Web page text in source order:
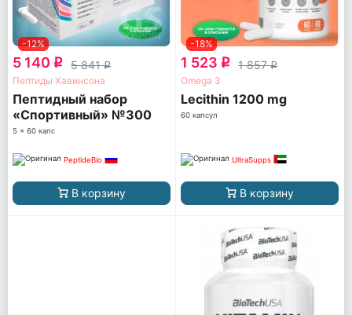
-12%
5 140 q 5 841q
Пептиды Хавинсона
Пептидный набор
«Спортивный» №300
5 x 60 капс
PeptideBio
В корзину
-18%
1 523 q 1 857q
Omega 3
Lecithin 1200 mg
60 капсул
UltraSupps
В корзину